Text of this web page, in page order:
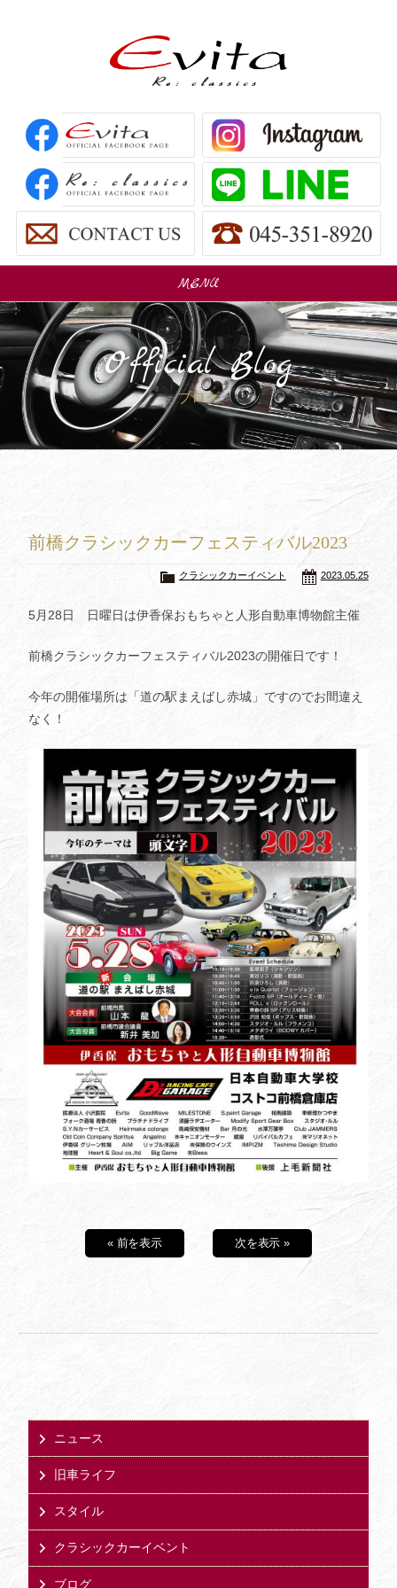
MENU
Car Sales
販売車
パーツ販売
Trade In
買取査定
会社概要
Official Blog
ブログ
前橋クラシックカーフェスティバル2023
2023.05.25
クラシックカーイベント
5月28日 日曜日は伊香保おもちゃと人形自動車博物館主催
前橋クラシックカーフェスティバル2023の開催日です！
今年の開催場所は「道の駅まえばし赤城」ですのでお間違え
なく！
« 前を表示 次を表示 »
ニュース
旧車ライフ
スタイル
クラシックカーイベント
ブログ